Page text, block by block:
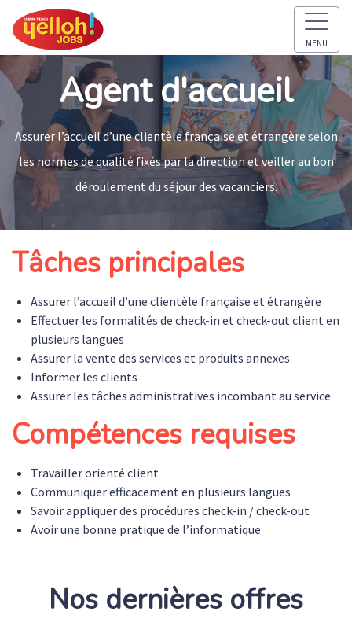
MENU
Agent d'accueil
Assurer l’accueil d’une clientèle française et étrangère selon
les normes de qualité fixés par la direction et veiller au bon
déroulement du séjour des vacanciers.
Tâches principales
Assurer l’accueil d’une clientèle française et étrangère
Effectuer les formalités de check-in et check-out client en
plusieurs langues
Assurer la vente des services et produits annexes
Informer les clients
Assurer les tâches administratives incombant au service
Compétences requises
Travailler orienté client
Communiquer efficacement en plusieurs langues
Savoir appliquer des procédures check-in / check-out
Avoir une bonne pratique de l’informatique
Nos dernières offres